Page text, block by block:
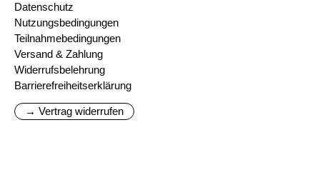
Datenschutz
Nutzungsbedingungen
Teilnahmebedingungen
Versand & Zahlung
Widerrufsbelehrung
Barrierefreiheitserklärung
→ Vertrag widerrufen